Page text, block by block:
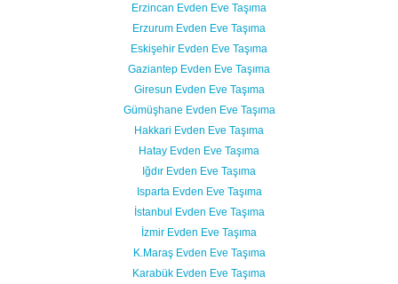
Erzincan Evden Eve Taşıma
Erzurum Evden Eve Taşıma
Eskişehir Evden Eve Taşıma
Gaziantep Evden Eve Taşıma
Giresun Evden Eve Taşıma
Gümüşhane Evden Eve Taşıma
Hakkari Evden Eve Taşıma
Hatay Evden Eve Taşıma
Iğdır Evden Eve Taşıma
Isparta Evden Eve Taşıma
İstanbul Evden Eve Taşıma
İzmir Evden Eve Taşıma
K.Maraş Evden Eve Taşıma
Karabük Evden Eve Taşıma